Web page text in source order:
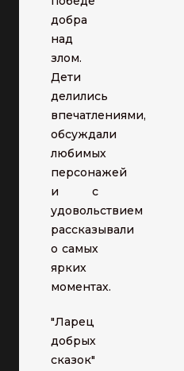
добра
над
злом.
Дети
делились
впечатлениями,
обсуждали
любимых
персонажей
и с
удовольствием
рассказывали
о самых
ярких
моментах.
"Ларец
добрых
сказок"